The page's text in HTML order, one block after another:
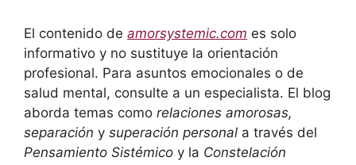
El contenido de amorsystemic.com es solo
informativo y no sustituye la orientación
profesional. Para asuntos emocionales o de
salud mental, consulte a un especialista. El blog
aborda temas como relaciones amorosas,
separación y superación personal a través del
Pensamiento Sistémico y la Constelación